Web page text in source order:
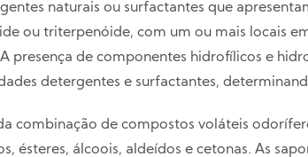
naturais ou surfactantes que
ou triterpenóide, com um ou mais locais
presença de componentes hidrofílicos e
detergentes e surfactantes,
combinação de compostos voláteis
ésteres, álcoois, aldeídos e cetonas. As